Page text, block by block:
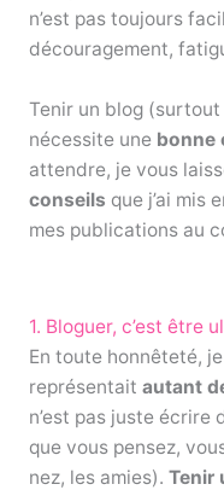
n’est pas toujours
découragement,
Tenir un blog
nécessite une bonne
attendre, je vous
conseils que j’ai mis
mes publications au
1. Bloguer, c’est être
En toute honnêteté,
représentait autant
n’est pas juste écrire
que vous pensez,
nez, les amies). Tenir